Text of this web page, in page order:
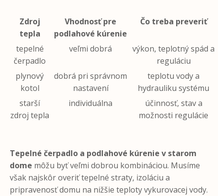
Zdroj
tepla
Vhodnosť pre
podlahové kúrenie
Čo treba preveriť
tepelné
čerpadlo
veľmi dobrá
výkon, teplotný spád a
reguláciu
plynový
kotol
dobrá pri správnom
nastavení
teplotu vody a
hydrauliku systému
starší
zdroj tepla
individuálna
účinnosť, stav a
možnosti regulácie
Tepelné čerpadlo a podlahové kúrenie v starom
dome môžu byť veľmi dobrou kombináciou. Musíme
však najskôr overiť tepelné straty, izoláciu a
pripravenosť domu na nižšie teploty vykurovacej vody.